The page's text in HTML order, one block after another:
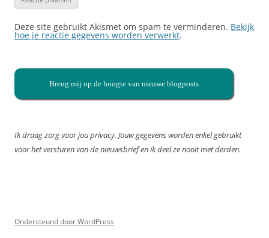
Deze site gebruikt Akismet om spam te verminderen. Bekijk
hoe je reactie gegevens worden verwerkt.
Breng mij op de hoogte van nieuwe blogposts
Ik draag zorg voor jou privacy. Jouw gegevens worden enkel gebruikt
voor het versturen van de nieuwsbrief en ik deel ze nooit met derden.
Ondersteund door WordPress